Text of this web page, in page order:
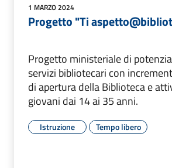
1 MARZO 2024
Progetto "Ti
Progetto ministeriale di
servizi bibliotecari con
di apertura della Biblioteca e
giovani dai 14 ai 35 anni.
Istruzione Tempo libero